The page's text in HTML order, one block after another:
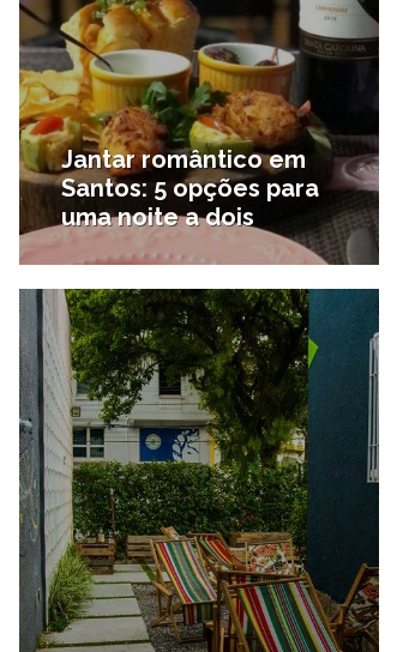
Jantar romântico em
Santos: 5 opções para
uma noite a dois
10/10/2018